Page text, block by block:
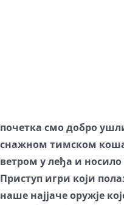
почетка смо добро
снажном тимском
ветром у леђа и
Приступ игри који
наше најјаче оружје